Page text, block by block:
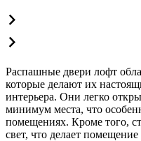
Распашные двери лофт
которые делают их
интерьера. Они легко
минимум места, что
помещениях. Кроме того,
свет, что делает